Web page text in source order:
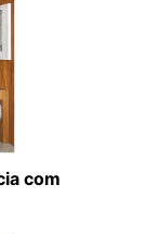
com